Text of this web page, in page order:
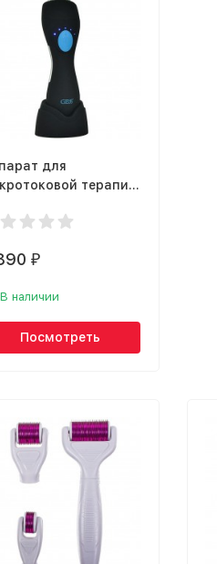
для
терапии
₽
В наличии
Посмотреть